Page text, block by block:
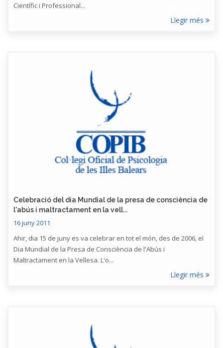
Científic i Professional...
Llegir més
Celebració del dia Mundial de la presa de consciència de
l'abús i maltractament en la vell...
16 juny 2011
Ahir, dia 15 de juny es va celebrar en tot el món, des de 2006, el
Dia Mundial de la Presa de Consciència de l'Abús i
Maltractament en la Vellesa. L'o...
Llegir més